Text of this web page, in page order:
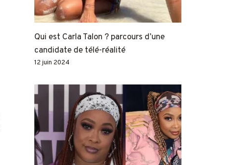
Qui est Carla Talon ? parcours d’une
candidate de télé-réalité
12 juin 2024